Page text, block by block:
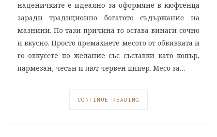
наденичките е идеално за оформяне в кюфтенца
заради традиционно богатото съдържание на
мазнини. По тази причина то остава винаги сочно
и вкусно. Просто премахнете месото от обвивката и
го овкусете по желание със съставки като копър,
пармезан, чесън и лют червен пипер. Месо за…
CONTINUE READING